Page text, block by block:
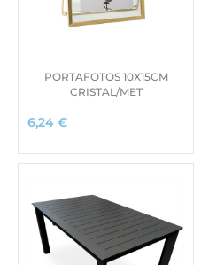
PORTAFOTOS 10X15CM
CRISTAL/MET
6,24 €